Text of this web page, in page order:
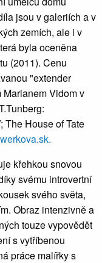
jsou v galeriích a v
zemích, ale i v
byla oceněna
(2011). Cenu
"extender
Vidom v
The House of Tate
křehkou snovou
svému introvertní
svého světa,
Obraz intenzivně a
touze vypovědět
s vytříbenou
práce malířky s